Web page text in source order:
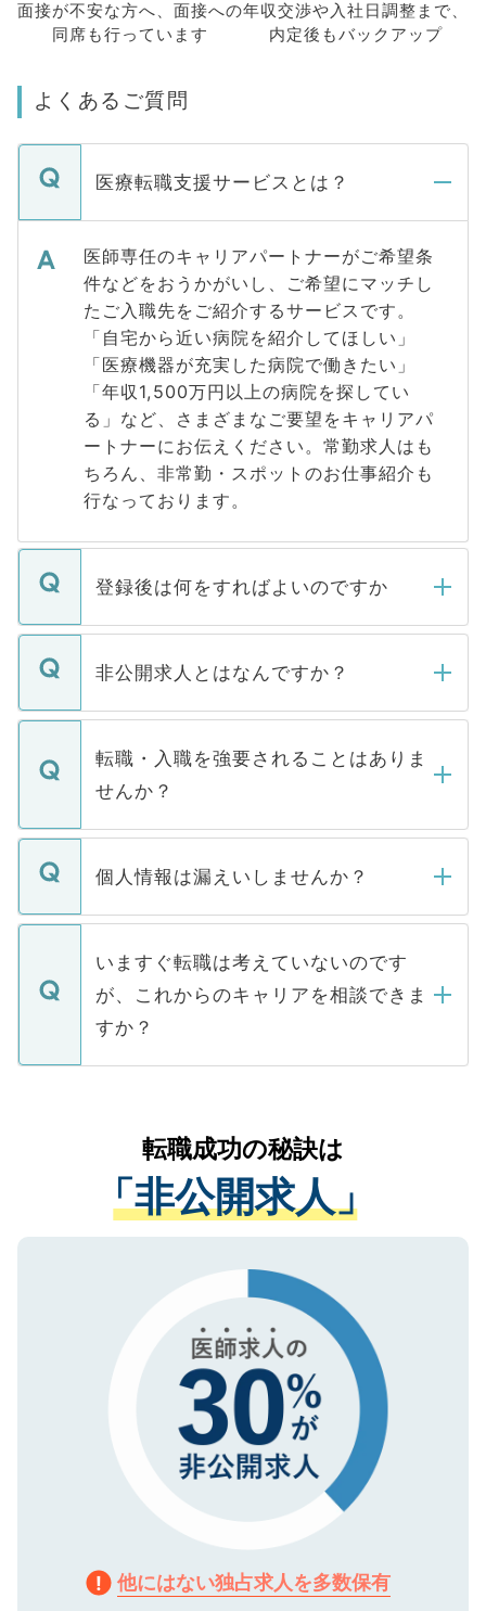
面接が不安な方へ、 面接への
同席も行っています
年収交渉や入社日調整まで、
内定後もバックアップ
よくあるご質問
医療転職支援サービスとは？
医師専任のキャリアパートナーがご希望条
件などをおうかがいし、ご希望にマッチし
たご入職先をご紹介するサービスです。
「自宅から近い病院を紹介してほしい」
「医療機器が充実した病院で働きたい」
「年収1,500万円以上の病院を探してい
る」など、さまざまなご要望をキャリアパ
ートナーにお伝えください。常勤求人はも
ちろん、非常勤・スポットのお仕事紹介も
行なっております。
登録後は何をすればよいのですか
ご登録いただきましたら、弊社担当者がご
登録内容を確認し、その後メールもしくは
ます。通常、5営業日以内にはご連絡をせて
いただきますので、しばらくお待ちくださ
非公開求人とはなんですか？
マイナビDOCTORで取り扱っている求人の
うち約3割は、Webサイトからご覧いただ
けない「非公開求人」です。非公開求人は
下記の理由によって、一般には公開してい
ません。
■応募殺到を避けるため 人気のある医療機
関を公にしてしまうと、応募が殺到する場
に、医療機関が求める条件に合った人材の
みを人材紹介会社に依頼するケースが増え
ています。
転職・入職を強要されることはありま
せんか？
転職・入職を強要することは一切ありませ
ん。また、仮に応募先から内定をいただい
定を承諾する必要はありません。内定先へ
の辞退の連絡はキャリアパートナーが行い
個人情報は漏えいしませんか？
個人情報が漏えいすることはありませんの
で、ご安心ください。当サイトからの登録
などで収集したご登録者様の個人情報は、
ご本人のキャリアアップおよび転職活動の
支援を目的に使用いたします。お預かりし
ているすべての個人データはご本人の許可
は、個人情報の取り扱いについての厳密な
管理基準を満たした事業者のみに付与され
る、プライバシーマークを取得済みです。
で、機密保持に関してもご安心ください。
いますぐ転職は考えていないのです
が、これからのキャリアを相談できま
すか？
かがいして、現在の医療機関の状況や紹介
経験をまじえながら、適切なアドバイスを
させていただきます。すぐにご転職をされ
ない方には、長期的なサポートが可能です
ので、まずはご登録ください。
転職成功の秘訣は
「非公開求人」
他にはない独占求人を多数保有